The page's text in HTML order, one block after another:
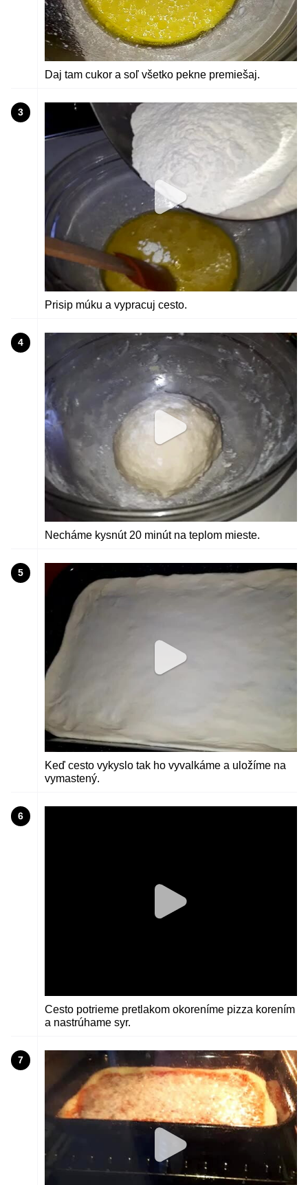
Daj tam cukor a soľ všetko pekne premiešaj.
3
Prisip múku a vypracuj cesto.
4
Necháme kysnút 20 minút na teplom mieste.
5
Keď cesto vykyslo tak ho vyvalkáme a uložíme na
vymastený.
6
Cesto potrieme pretlakom okoreníme pizza korením
a nastrúhame syr.
7